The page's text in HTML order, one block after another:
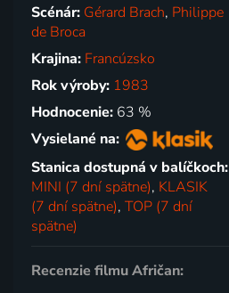
Scénár: Gérard Brach, Philippe
de Broca
Krajina: Francúzsko
Rok výroby: 1983
Hodnocenie: 63 %
Vysielané na:
Stanica dostupná v balíčkoch:
MINI (7 dní spätne), KLASIK
(7 dní spätne),TOP (7 dní
spätne)
Recenzie filmu Afričan: